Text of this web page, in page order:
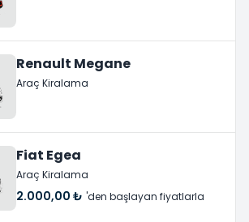
Renault Megane
Araç Kiralama
Fiat Egea
Araç Kiralama
2.000,00 ₺ 'den başlayan fiyatlarla